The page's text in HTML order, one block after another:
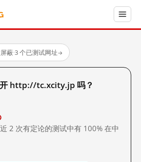
蔽·3 个已测试网址→
http://tc.xcity.jp 吗？
2 次有定论的测试中有 100% 在中